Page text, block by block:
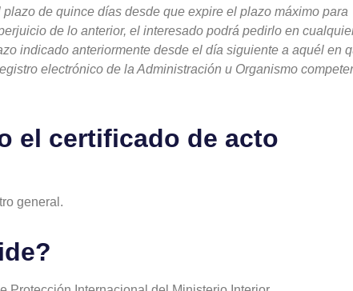
de quince días desde que expire el plazo máximo para
de lo anterior, el interesado podrá pedirlo en
indicado anteriormente desde el día siguiente a aquél en
electrónico de la Administración u Organismo
el certificado de acto
general.